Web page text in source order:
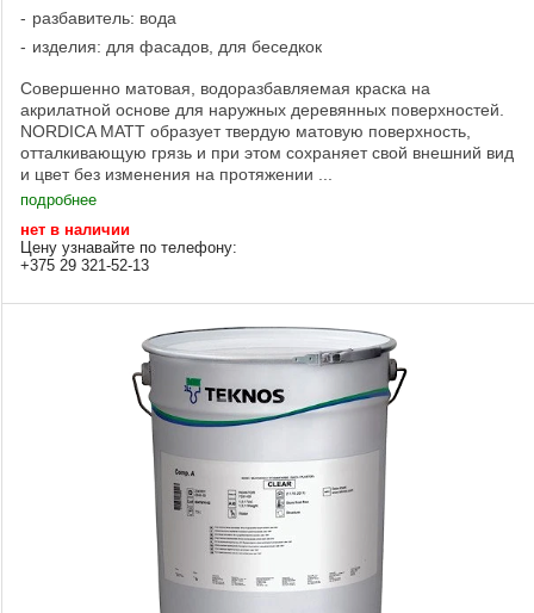
разбавитель: вода
изделия: для фасадов, для беседкок
Совершенно матовая, водоразбавляемая краска на
акрилатной основе для наружных деревянных поверхностей.
NORDICA MATT образует твердую матовую поверхность,
отталкивающую грязь и при этом сохраняет свой внешний вид
и цвет без изменения на протяжении ...
подробнее
нет в наличии
Цену узнавайте по телефону:
+375 29 321-52-13